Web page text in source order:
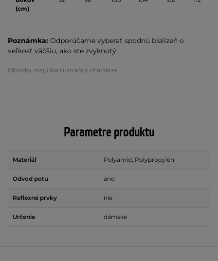
(cm)
Poznámka: Odporúčame vyberať spodnú bielizeň o
veľkosť väčšiu, ako ste zvyknutý.
Obrázky majú iba ilustračný charakter.
Parametre produktu
Materiál Polyamid, Polypropylén
Odvod potu áno
Reflexné prvky nie
Určenie dámske